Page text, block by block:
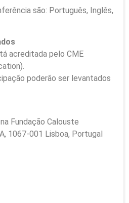
são: Português, Inglês,
acreditada pelo CME
poderão ser levantados
Fundação Calouste
1067-001 Lisboa, Portugal